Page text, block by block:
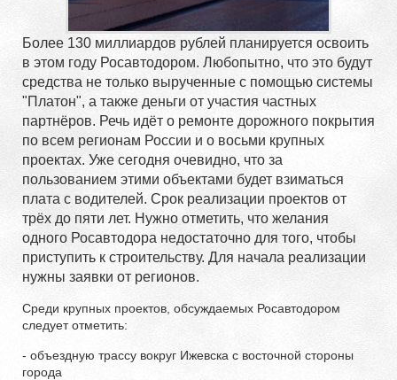
Более 130 миллиардов рублей планируется освоить
в этом году Росавтодором. Любопытно, что это будут
средства не только вырученные с помощью системы
"Платон", а также деньги от участия частных
партнёров. Речь идёт о ремонте дорожного покрытия
по всем регионам России и о восьми крупных
проектах. Уже сегодня очевидно, что за
пользованием этими объектами будет взиматься
плата с водителей. Срок реализации проектов от
трёх до пяти лет. Нужно отметить, что желания
одного Росавтодора недостаточно для того, чтобы
приступить к строительству. Для начала реализации
нужны заявки от регионов.
Среди крупных проектов, обсуждаемых Росавтодором
следует отметить:
- объездную трассу вокруг Ижевска с восточной стороны
города